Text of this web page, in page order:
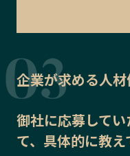
企業が求める人
御社に応募して
て、具体的に教え